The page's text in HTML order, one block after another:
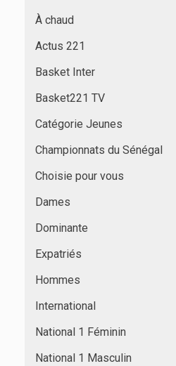
À chaud
Actus 221
Basket Inter
Basket221 TV
Catégorie Jeunes
Championnats du Sénégal
Choisie pour vous
Dames
Dominante
Expatriés
Hommes
International
National 1 Féminin
National 1 Masculin